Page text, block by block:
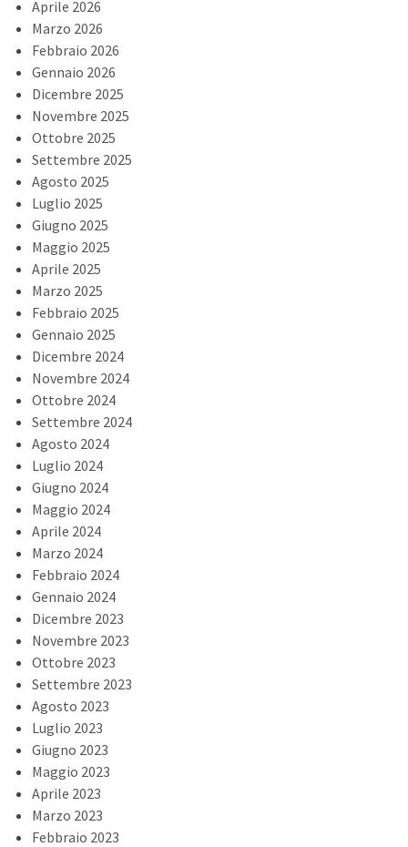
Aprile 2026
Marzo 2026
Febbraio 2026
Gennaio 2026
Dicembre 2025
Novembre 2025
Ottobre 2025
Settembre 2025
Agosto 2025
Luglio 2025
Giugno 2025
Maggio 2025
Aprile 2025
Marzo 2025
Febbraio 2025
Gennaio 2025
Dicembre 2024
Novembre 2024
Ottobre 2024
Settembre 2024
Agosto 2024
Luglio 2024
Giugno 2024
Maggio 2024
Aprile 2024
Marzo 2024
Febbraio 2024
Gennaio 2024
Dicembre 2023
Novembre 2023
Ottobre 2023
Settembre 2023
Agosto 2023
Luglio 2023
Giugno 2023
Maggio 2023
Aprile 2023
Marzo 2023
Febbraio 2023